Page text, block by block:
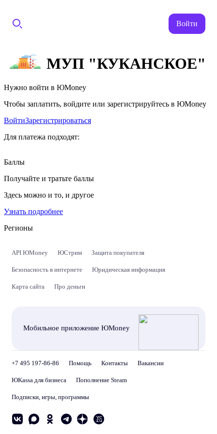
Войти
МУП "КУКАНСКОЕ"
Нужно войти в ЮMoney
Чтобы заплатить, войдите или зарегистрируйтесь в ЮMoney
ВойтиЗарегистрироваться
Для платежа подходят:
Баллы
Получайте и тратьте баллы
Здесь можно и то, и другое
Узнать подробнее
Регионы
API ЮMoney ЮСтрим Защита покупателя
Безопасность в интернете Юридическая информация
Карта сайта Про деньги
Мобильное приложение ЮMoney
+7 495 197-86-86 Помощь Контакты Вакансии
ЮKassa для бизнеса Пополнение Steam
Подписки, игры, программы